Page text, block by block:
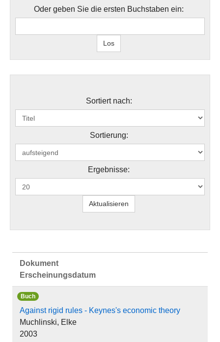
Oder geben Sie die ersten Buchstaben ein:
Sortiert nach:
Sortierung:
Ergebnisse:
Dokument
Erscheinungsdatum
Buch
Against rigid rules - Keynes's economic theory
Muchlinski, Elke
2003